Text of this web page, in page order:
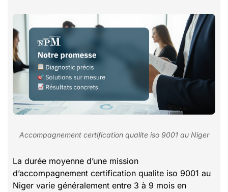
Accompagnement certification qualite iso 9001 au Niger
La durée moyenne d’une mission
d’accompagnement certification qualite iso 9001 au
Niger varie généralement entre 3 à 9 mois en